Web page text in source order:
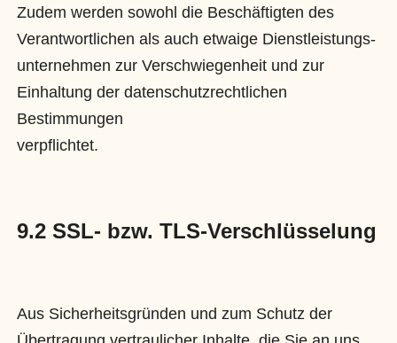
Zudem werden sowohl die Beschäftigten des
Verantwortlichen als auch etwaige Dienstleistungs-
unternehmen zur Verschwiegenheit und zur
Einhaltung der datenschutzrechtlichen
Bestimmungen
verpflichtet.
9.2 SSL- bzw. TLS-Verschlüsselung
Aus Sicherheitsgründen und zum Schutz der